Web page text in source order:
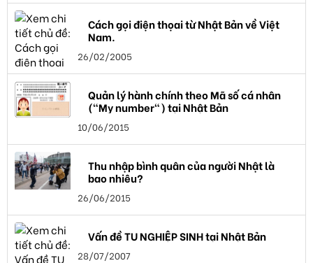
Cách gọi điện thọai từ Nhật Bản về Việt
Nam.
26/02/2005
Quản lý hành chính theo Mã số cá nhân
("My number") tại Nhật Bản
10/06/2015
Thu nhập bình quân của người Nhật là
bao nhiêu?
26/06/2015
Vấn đề TU NGHIỆP SINH tại Nhật Bản
28/07/2007